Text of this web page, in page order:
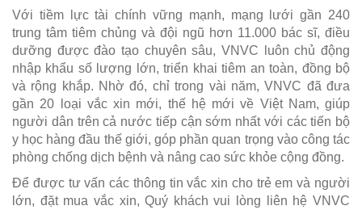
Với tiềm lực tài chính vững mạnh, mạng lưới gần 240
trung tâm tiêm chủng và đội ngũ hơn 11.000 bác sĩ, điều
dưỡng được đào tạo chuyên sâu, VNVC luôn chủ động
nhập khẩu số lượng lớn, triển khai tiêm an toàn, đồng bộ
và rộng khắp. Nhờ đó, chỉ trong vài năm, VNVC đã đưa
gần 20 loại vắc xin mới, thế hệ mới về Việt Nam, giúp
người dân trên cả nước tiếp cận sớm nhất với các tiến bộ
y học hàng đầu thế giới, góp phần quan trọng vào công tác
phòng chống dịch bệnh và nâng cao sức khỏe cộng đồng.
Để được tư vấn các thông tin vắc xin cho trẻ em và người
lớn, đặt mua vắc xin, Quý khách vui lòng liên hệ VNVC